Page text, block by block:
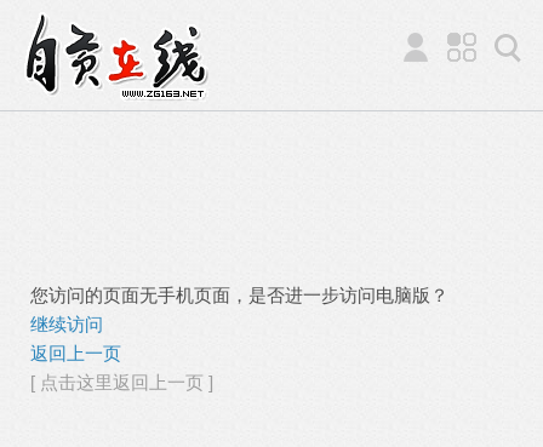
您访问的页面无手机页面，是否进一步访问电脑版？
继续访问
返回上一页
[ 点击这里返回上一页 ]